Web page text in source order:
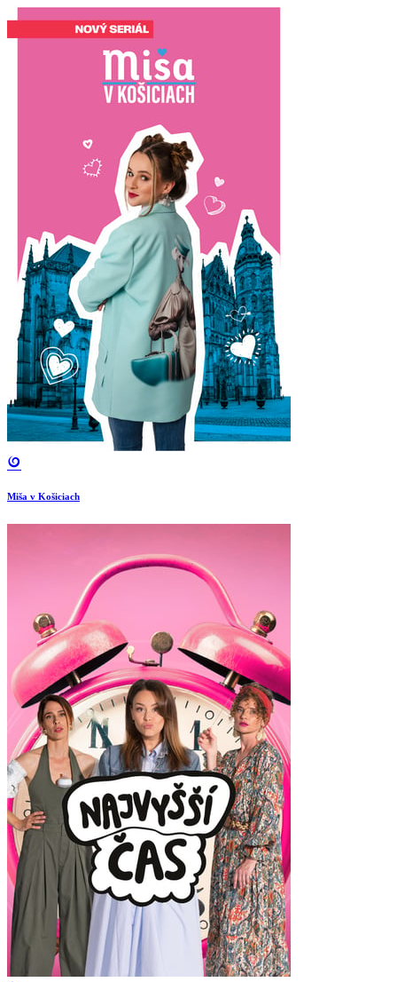
Miša v Košiciach